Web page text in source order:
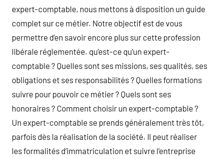
expert-comptable, nous mettons à disposition un guide
complet sur ce métier. Notre objectif est de vous
permettre d’en savoir encore plus sur cette profession
libérale réglementée. qu’est-ce qu’un expert-
comptable ? Quelles sont ses missions, ses qualités, ses
obligations et ses responsabilités ? Quelles formations
suivre pour pouvoir ce métier ? Quels sont ses
honoraires ? Comment choisir un expert-comptable ?
Un expert-comptable se prends généralement très tôt,
parfois dès la réalisation de la société. Il peut réaliser
les formalités d’immatriculation et suivre l’entreprise